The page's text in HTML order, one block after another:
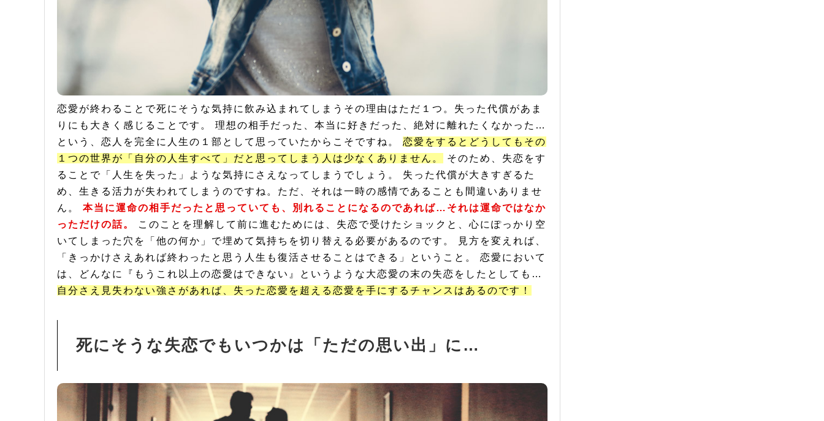
恋愛が終わることで死にそうな気持に飲み込まれてしまうその理由はただ１つ。失った代償があま
りにも大きく感じることです。 理想の相手だった、本当に好きだった、絶対に離れたくなかった…
という、恋人を完全に人生の１部として思っていたからこそですね。 恋愛をするとどうしてもその
１つの世界が「自分の人生すべて」だと思ってしまう人は少なくありません。
そのため、失恋をす
ることで「人生を失った」ような気持にさえなってしまうでしょう。 失った代償が大きすぎるた
め、生きる活力が失われてしまうのですね。ただ、それは一時の感情であることも間違いありませ
ん。 本当に運命の相手だったと思っていても、別れることになるのであれば…それは運命ではなか
っただけの話。
このことを理解して前に進むためには、失恋で受けたショックと、心にぽっかり空
いてしまった穴を「他の何か」で埋めて気持ちを切り替える必要があるのです。 見方を変えれば、
「きっかけさえあれば終わったと思う人生も復活させることはできる」ということ。 恋愛において
は、どんなに『もうこれ以上の恋愛はできない』というような大恋愛の末の失恋をしたとしても…
自分さえ見失わない強さがあれば、失った恋愛を超える恋愛を手にするチャンスはあるのです！
死にそうな失恋でもいつかは「ただの思い出」に…